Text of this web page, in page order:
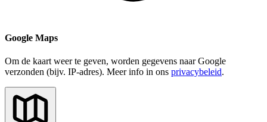
Google Maps
Om de kaart weer te geven, worden gegevens naar Google
verzonden (bijv. IP-adres). Meer info in ons privacybeleid.